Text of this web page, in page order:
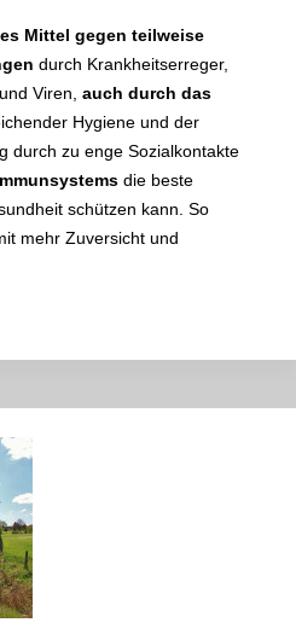
Mittel gegen teilweise
durch Krankheitserreger,
Viren, auch durch das
Hygiene und der
durch zu enge Sozialkontakte
die beste
schützen kann. So
mehr Zuversicht und